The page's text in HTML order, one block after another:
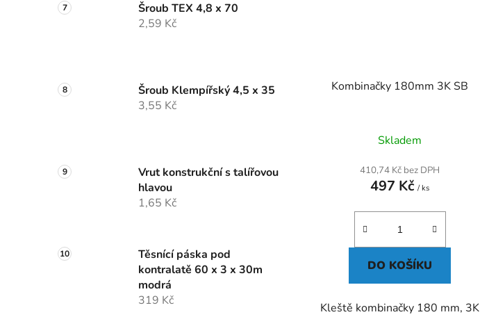
Šroub TEX 4,8 x 70
2,59 Kč
Šroub Klempířský 4,5 x 35
3,55 Kč
Vrut konstrukční s talířovou
hlavou
1,65 Kč
Těsnící páska pod
kontralatě 60 x 3 x 30m
modrá
319 Kč
Kombinačky 180mm 3K SB
Skladem
410,74 Kč bez DPH
497 Kč/ ks
DO KOŠÍKU
Kleště kombinačky 180 mm, 3K